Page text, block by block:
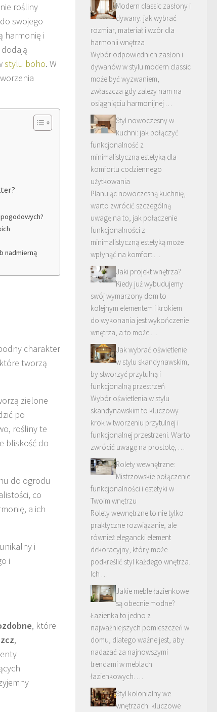
rośliny
swojego
harmonię i
stylu boho. W
nadmierną
charakter
tworzą
zielone
po
rośliny te
bliskość do
do ogrodu
co
a ich
i
i
, które
,
Modern classic zasłony i
dywany: jak wybrać
rozmiar, materiał i wzór dla
harmonii wnętrza
Wybór odpowiednich zasłon i
dywanów w stylu modern classic
może być wyzwaniem,
zwłaszcza gdy zależy nam na
osiągnięciu harmonijnej …
Styl nowoczesny w
kuchni: jak połączyć
funkcjonalność z
minimalistyczną estetyką dla
komfortu codziennego
użytkowania
Planując nowoczesną kuchnię,
warto zwrócić szczególną
uwagę na to, jak połączenie
funkcjonalności z
minimalistyczną estetyką może
wpłynąć na komfort …
Jaki projekt wnętrza?
Kiedy już wybudujemy
swój wymarzony dom to
kolejnym elementem i krokiem
do wykonania jest wykończenie
wnętrza, a to może …
Jak wybrać oświetlenie
w stylu skandynawskim,
by stworzyć przytulną i
funkcjonalną przestrzeń
Wybór oświetlenia w stylu
skandynawskim to kluczowy
krok w tworzeniu przytulnej i
funkcjonalnej przestrzeni. Warto
zwrócić uwagę na prostotę, …
Rolety wewnętrzne:
Mistrzowskie połączenie
funkcjonalności i estetyki w
Twoim wnętrzu
Rolety wewnętrzne to nie tylko
praktyczne rozwiązanie, ale
również elegancki element
dekoracyjny, który może
podkreślić styl każdego wnętrza.
Ich …
Jakie meble łazienkowe
są obecnie modne?
Łazienka to jedno z
najważniejszych pomieszczeń w
domu, dlatego ważne jest, aby
nadążać za najnowszymi
trendami w meblach
łazienkowych. …
Styl kolonialny we
wnętrzach: kluczowe